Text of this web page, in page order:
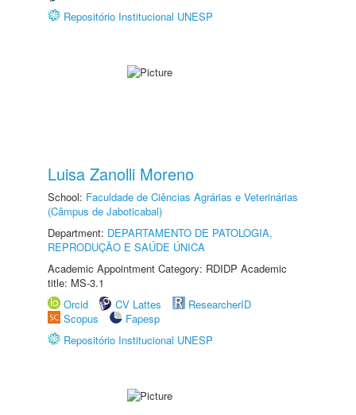
Repositório Institucional UNESP
Luisa Zanolli Moreno
School: Faculdade de Ciências Agrárias e Veterinárias
(Câmpus de Jaboticabal)
Department: DEPARTAMENTO DE PATOLOGIA,
REPRODUÇÃO E SAÚDE ÚNICA
Academic Appointment Category: RDIDP Academic
title: MS-3.1
Orcid
CV Lattes
ResearcherID
Scopus
Fapesp
Repositório Institucional UNESP